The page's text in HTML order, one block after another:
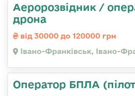
Аеророзвідник /
дрона
від 30000 до 120000 грн
Івано-Франківськ, Івано-
Оператор БПЛА